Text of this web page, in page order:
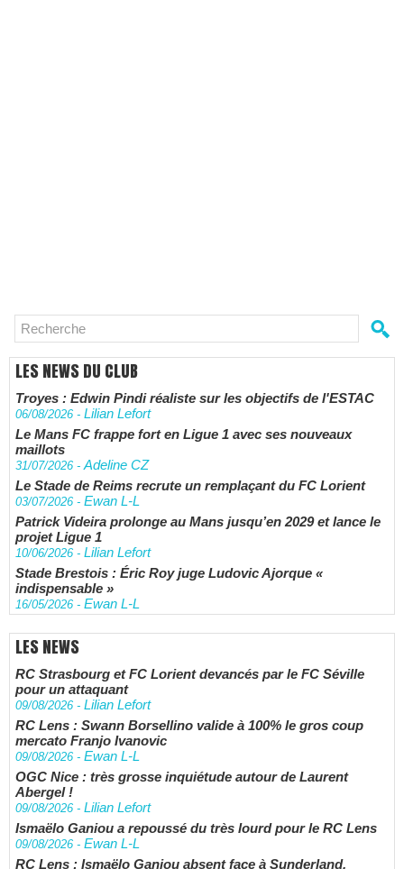
LES NEWS DU CLUB
Troyes : Edwin Pindi réaliste sur les objectifs de l'ESTAC
06/08/2026 - Lilian Lefort
Le Mans FC frappe fort en Ligue 1 avec ses nouveaux
maillots
31/07/2026 -Adeline CZ
Le Stade de Reims recrute un remplaçant du FC Lorient
03/07/2026 - Ewan L-L
Patrick Videira prolonge au Mans jusqu’en 2029 et lance le
projet Ligue 1
10/06/2026 - Lilian Lefort
Stade Brestois : Éric Roy juge Ludovic Ajorque «
indispensable »
16/05/2026 - Ewan L-L
LES NEWS
RC Strasbourg et FC Lorient devancés par le FC Séville
pour un attaquant
09/08/2026 - Lilian Lefort
RC Lens : Swann Borsellino valide à 100% le gros coup
mercato Franjo Ivanovic
09/08/2026 - Ewan L-L
OGC Nice : très grosse inquiétude autour de Laurent
Abergel !
09/08/2026 - Lilian Lefort
Ismaëlo Ganiou a repoussé du très lourd pour le RC Lens
09/08/2026 - Ewan L-L
RC Lens : Ismaëlo Ganiou absent face à Sunderland,